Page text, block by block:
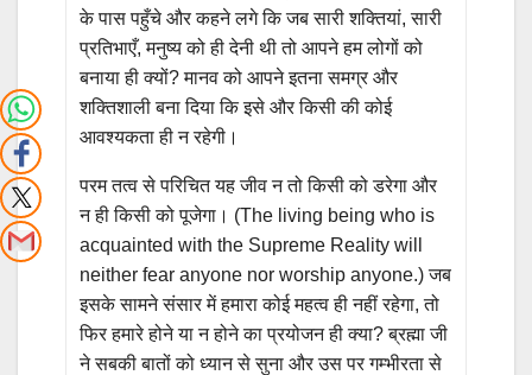
के पास पहुँचे और कहने लगे कि जब सारी शक्तियां, सारी
प्रतिभाएँ, मनुष्य को ही देनी थी तो आपने हम लोगों को
बनाया ही क्यों? मानव को आपने इतना समग्र और
शक्तिशाली बना दिया कि इसे और किसी की कोई
आवश्यकता ही न रहेगी।
परम तत्व से परिचित यह जीव न तो किसी को डरेगा और
न ही किसी को पूजेगा। (The living being who is
acquainted with the Supreme Reality will
neither fear anyone nor worship anyone.) जब
इसके सामने संसार में हमारा कोई महत्व ही नहीं रहेगा, तो
फिर हमारे होने या न होने का प्रयोजन ही क्या? ब्रह्मा जी
ने सबकी बातों को ध्यान से सुना और उस पर गम्भीरता से